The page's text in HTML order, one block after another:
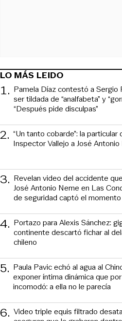
LO MÁS LEIDO
1. Pamela Díaz contestó a Sergio
ser tildada de “analfabeta” y
“Después pide disculpas”
2. “Un tanto cobarde”: la particular
Inspector Vallejo a José
3. Revelan video del accidente
José Antonio Neme en Las
de seguridad captó el
4. Portazo para Alexis Sánchez:
continente descartó fichar al
chileno
5. Paula Pavic echó al agua al
exponer íntima dinámica que
incomodó: a ella no le parecía
6. Video triple equis filtrado